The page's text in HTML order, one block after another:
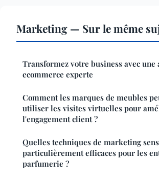
Marketing — Sur le même
Transformez votre business avec une
ecommerce experte
Comment les marques de meubles
utiliser les visites virtuelles pour
l'engagement client ?
Quelles techniques de marketing
particulièrement efficaces pour les
parfumerie ?